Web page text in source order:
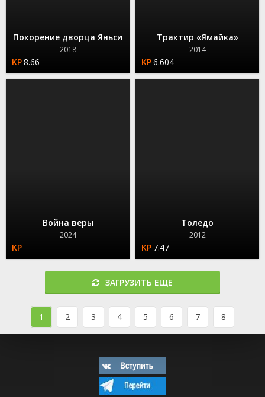
Покорение дворца Яньси
2018
8.66
Трактир «Ямайка»
2014
6.604
Война веры
2024
Толедо
2012
7.47
ЗАГРУЗИТЬ ЕЩЕ
1 2 3 4 5 6 7 8